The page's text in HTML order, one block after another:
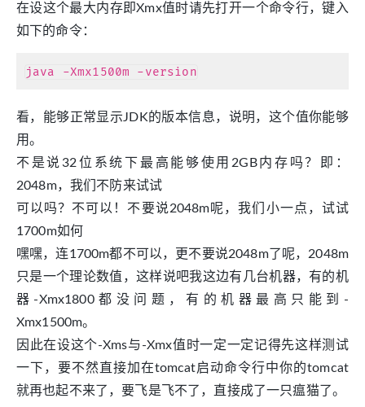
在设这个最大内存即Xmx值时请先打开一个命令行，键入
如下的命令：
看，能够正常显示JDK的版本信息，说明，这个值你能够
用。
不是说32位系统下最高能够使用2GB内存吗？即：
2048m，我们不防来试试
可以吗？不可以！不要说2048m呢，我们小一点，试试
1700m如何
嘿嘿，连1700m都不可以，更不要说2048m了呢，2048m
只是一个理论数值，这样说吧我这边有几台机器，有的机
器-Xmx1800都没问题，有的机器最高只能到-
Xmx1500m。
因此在设这个-Xms与-Xmx值时一定一定记得先这样测试
一下，要不然直接加在tomcat启动命令行中你的tomcat
就再也起不来了，要飞是飞不了，直接成了一只瘟猫了。